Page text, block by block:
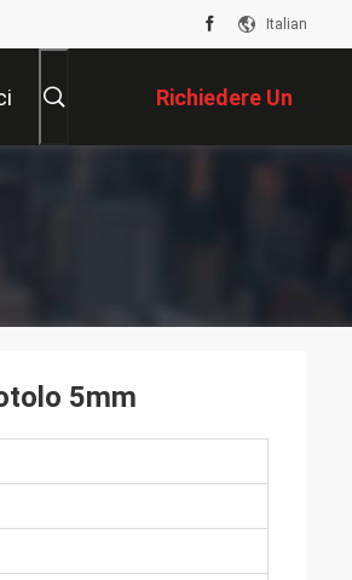
Italian
Richiedere Un
Preventivo
5mm